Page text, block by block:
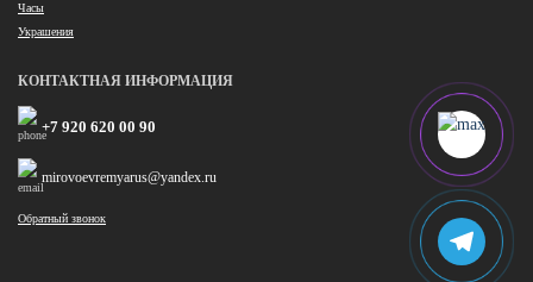
Часы
Украшения
КОНТАКТНАЯ ИНФОРМАЦИЯ
+7 920 620 00 90
mirovoevremyarus@yandex.ru
Обратный звонок